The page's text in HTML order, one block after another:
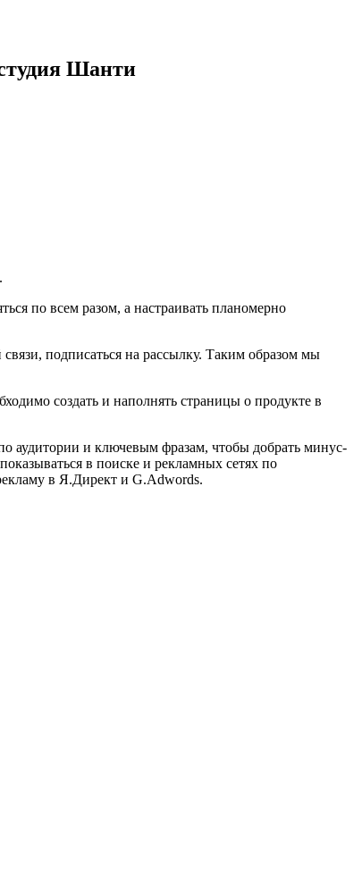
Шанти
по всем разом, а настраивать планомерно
подписаться на рассылку. Таким образом мы
создать и наполнять страницы о продукте в
аудитории и ключевым фразам, чтобы добрать минус-
в поиске и рекламных сетях по
в Я.Директ и G.Adwords.